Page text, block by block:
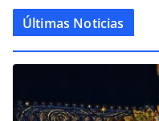
Últimas Noticias